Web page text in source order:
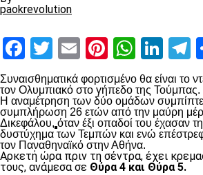
paokrevolution
Facebook
Twitter
EmailPinterest
Συναισθηματικά φορτισμένο θα είναι το
τον Ολυμπιακό στο γήπεδο της Τούμπας.
Η αναμέτρηση των δύο ομάδων
συμπλήρωση 26 ετών από την μαύρη
Δικεφάλου, όταν έξι οπαδοί του έχασαν
δυστύχημα των Τεμπών και ενώ
τον Παναθηναϊκό στην Αθήνα.
Αρκετή ώρα πριν τη σέντρα, έχει
τους, ανάμεσα σε Θύρα 4 και Θύρα 5.